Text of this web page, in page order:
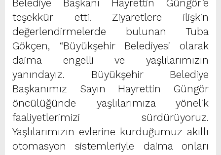
Belediye Başkanı Hayrettin Güngör’e
teşekkür etti. Ziyaretlere ilişkin
değerlendirmelerde bulunan Tuba
Gökçen, “Büyükşehir Belediyesi olarak
daima engelli ve yaşlılarımızın
yanındayız. Büyükşehir Belediye
Başkanımız Sayın Hayrettin Güngör
öncülüğünde yaşlılarımıza yönelik
faaliyetlerimizi sürdürüyoruz.
Yaşlılarımızın evlerine kurduğumuz akıllı
otomasyon sistemleriyle daima onları